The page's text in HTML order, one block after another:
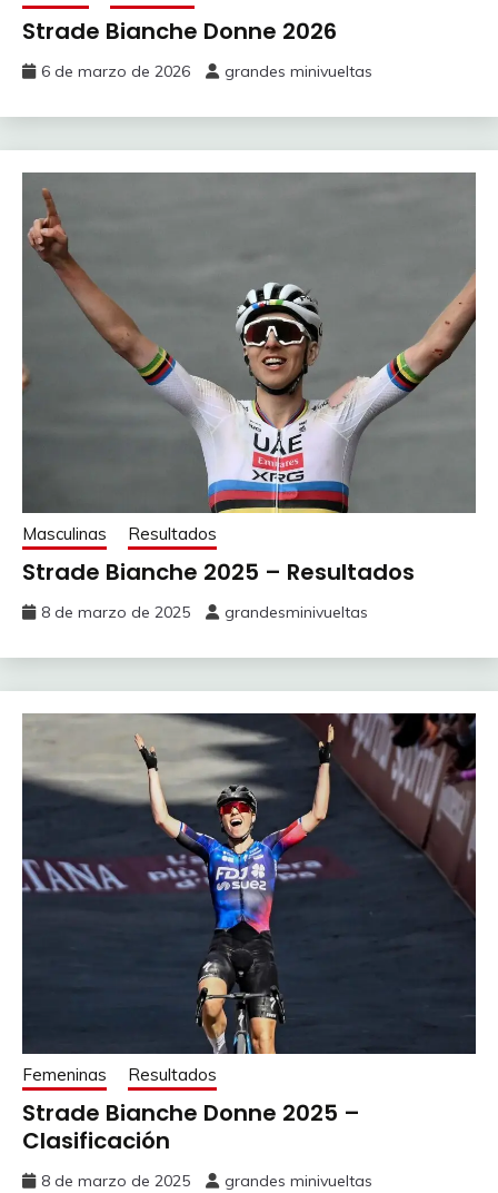
Strade Bianche Donne 2026
6 de marzo de 2026 grandes minivueltas
Masculinas Resultados
Strade Bianche 2025 – Resultados
8 de marzo de 2025 grandesminivueltas
Femeninas Resultados
Strade Bianche Donne 2025 –
Clasificación
8 de marzo de 2025 grandes minivueltas